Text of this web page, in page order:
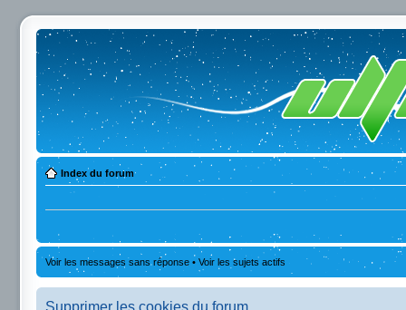
Index du forum
Voir les messages sans réponse • Voir les sujets actifs
Supprimer les cookies du forum